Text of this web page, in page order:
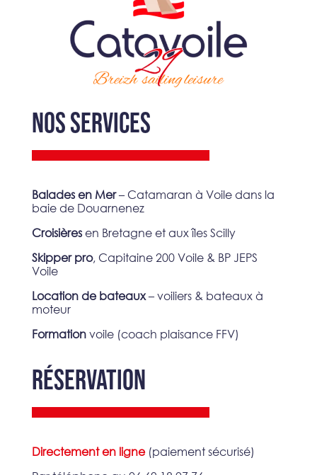
NOS SERVICES
Balades en Mer– Catamaran à Voile dans la
baie de Douarnenez
Croisièresen Bretagne et aux îles Scilly
Skipper pro, Capitaine 200 Voile & BP JEPS
Voile
Location de bateaux– voiliers & bateaux à
moteur
Formationvoile (coach plaisance FFV)
RÉSERVATION
Directement en ligne(paiement sécurisé)